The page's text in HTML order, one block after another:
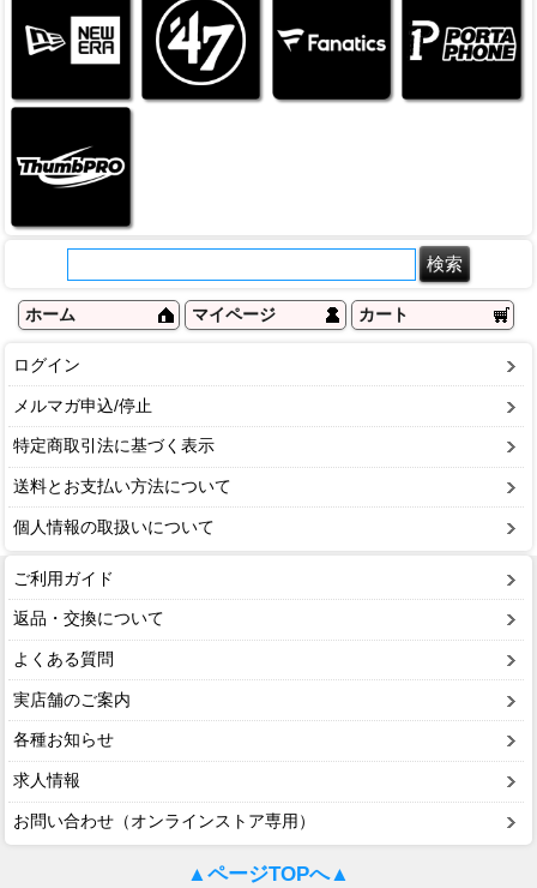
ホーム マイページ カート
ログイン
メルマガ申込/停止
特定商取引法に基づく表示
送料とお支払い方法について
個人情報の取扱いについて
ご利用ガイド
返品・交換について
よくある質問
実店舗のご案内
各種お知らせ
求人情報
お問い合わせ（オンラインストア専用）
▲ページTOPへ▲